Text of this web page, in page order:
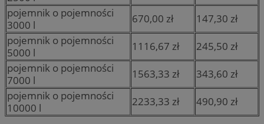
pojemnik o pojemności
3000 l
670,00 zł
147,30 zł
pojemnik o pojemności
5000 l
1116,67 zł
245,50 zł
pojemnik o pojemności
7000 l
1563,33 zł
343,60 zł
pojemnik o pojemności
10000 l
2233,33 zł 490,90 zł